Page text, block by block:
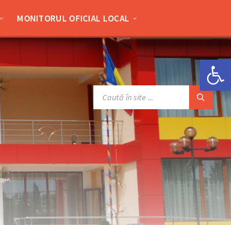
Deschide bara de unelte
MONITORUL OFICIAL LOCAL